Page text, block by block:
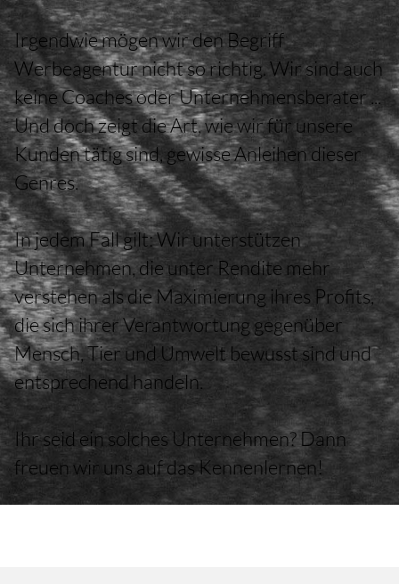
Irgendwie mögen wir den Begriff
Werbeagentur nicht so richtig. Wir sind auch
keine Coaches oder Unternehmensberater ...
Und doch zeigt die Art, wie wir für unsere
Kunden tätig sind, gewisse Anleihen dieser
Genres.
In jedem Fall gilt: Wir unterstützen
Unternehmen, die unter Rendite mehr
verstehen als die Maximierung ihres Profits,
die sich ihrer Verantwortung gegenüber
Mensch, Tier und Umwelt bewusst sind und
entsprechend handeln.
Ihr seid ein solches Unternehmen? Dann
freuen wir uns auf das Kennenlernen!